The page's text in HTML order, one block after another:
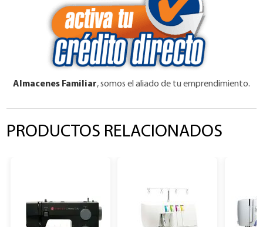
Almacenes Familiar, somos el aliado de tu emprendimiento.
PRODUCTOS RELACIONADOS